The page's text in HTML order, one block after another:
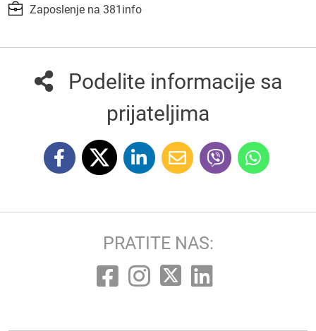
Zaposlenje na 381info
Podelite informacije sa
prijateljima
PRATITE NAS: